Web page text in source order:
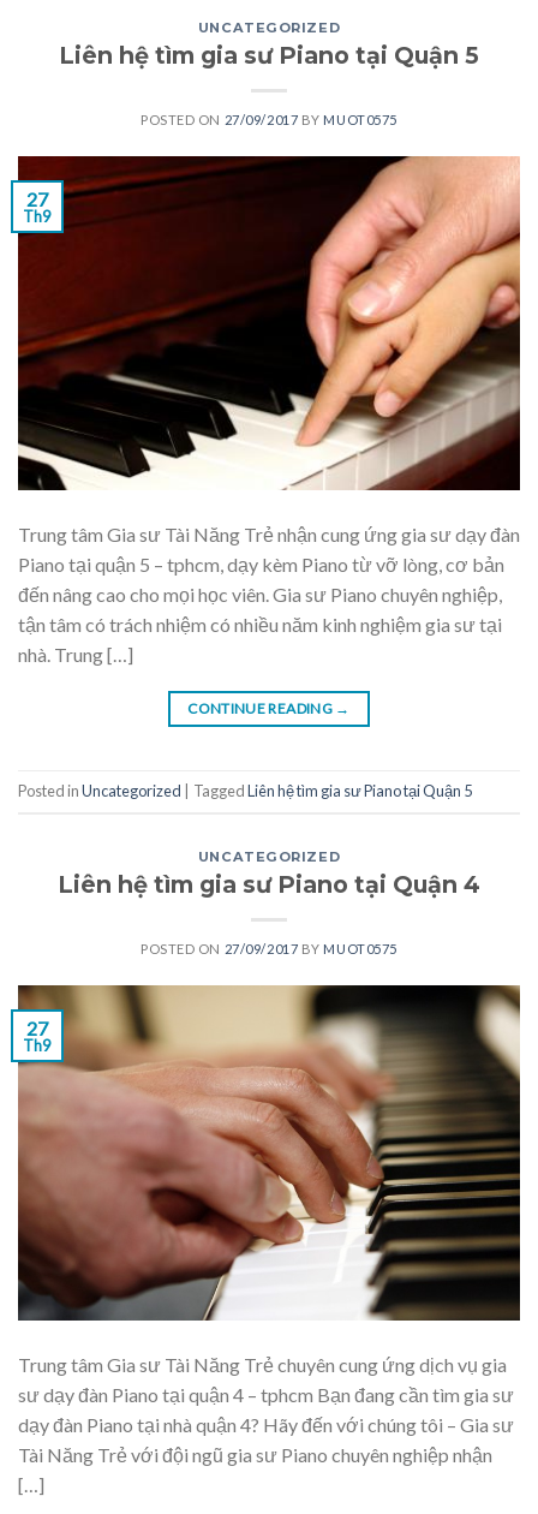
UNCATEGORIZED
Liên hệ tìm gia sư Piano tại Quận 5
POSTED ON 27/09/2017 BY MUOT0575
27
Th9
Trung tâm Gia sư Tài Năng Trẻ nhận cung ứng gia sư dạy đàn
Piano tại quận 5 – tphcm, dạy kèm Piano từ vỡ lòng, cơ bản
đến nâng cao cho mọi học viên. Gia sư Piano chuyên nghiệp,
tận tâm có trách nhiệm có nhiều năm kinh nghiệm gia sư tại
nhà. Trung […]
CONTINUE READING →
Posted inUncategorized TaggedLiên hệ tìm gia sư Piano tại Quận 5
UNCATEGORIZED
Liên hệ tìm gia sư Piano tại Quận 4
POSTED ON 27/09/2017 BY MUOT0575
27
Th9
Trung tâm Gia sư Tài Năng Trẻ chuyên cung ứng dịch vụ gia
sư dạy đàn Piano tại quận 4 – tphcm Bạn đang cần tìm gia sư
dạy đàn Piano tại nhà quận 4? Hãy đến với chúng tôi – Gia sư
Tài Năng Trẻ với đội ngũ gia sư Piano chuyên nghiệp nhận
[…]